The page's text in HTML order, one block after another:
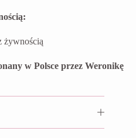
żywnością
w Polsce przez Weronikę